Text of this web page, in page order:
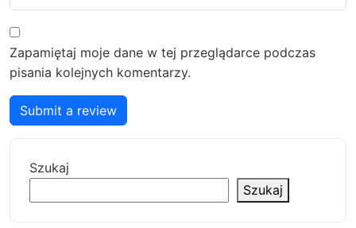
Zapamiętaj moje dane w tej przeglądarce podczas
pisania kolejnych komentarzy.
Submit a review
Szukaj
Szukaj